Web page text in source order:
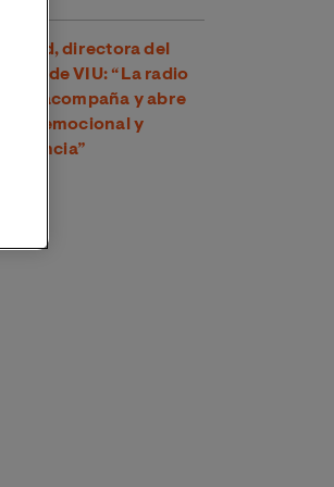
directora del
de VIU: “La radio
que acompaña y abre
emocional y